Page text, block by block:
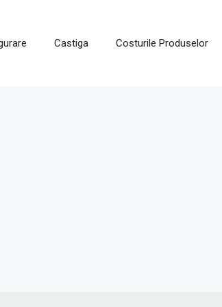
Castiga Costurile Produselor